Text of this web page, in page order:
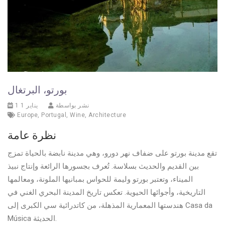
بورتو، البرتغال
1 يناير 1
نشر بواسطة
Europe Portugal Wine Architecture
نظرة عامة
تقع مدينة بورتو على ضفاف نهر دورو، وهي مدينة نابضة بالحياة تمزج
بين القديم والحديث بسلاسة. تُعرف بجسورها الرائعة وإنتاج نبيذ
الميناء، وتعتبر بورتو وليمة للحواس بمبانيها الملونة، ومعالمها
التاريخية، وأجوائها الحيوية. تعكس تاريخ المدينة البحري الغني في
هندستها المعمارية المذهلة، من كاتدرائية سي الكبرى إلى Casa da
Música الحديثة.